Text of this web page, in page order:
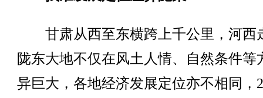
甘肃从西至东横跨上千公里，河西
陇东大地不仅在风土人情、自然条件等
异巨大，各地经济发展定位亦不相同，